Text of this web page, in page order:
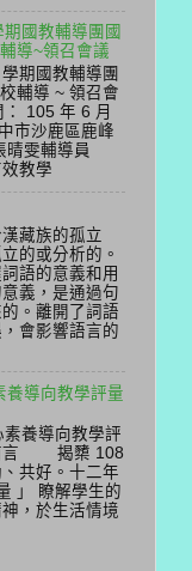
國教輔導團國
導~領召會議
期國教輔導團
輔導 ~ 領召會
105 年 6 月
市沙鹿區鹿峰
晴雯輔導員
教學
藏族的孤立
的或分析的。
語的意義和用
義，是通過句
。離開了詞語
會影響語言的
養導向教學評量
養導向教學評
言 揭櫫 108
共好。十二年
」 瞭解學生的
，於生活情境